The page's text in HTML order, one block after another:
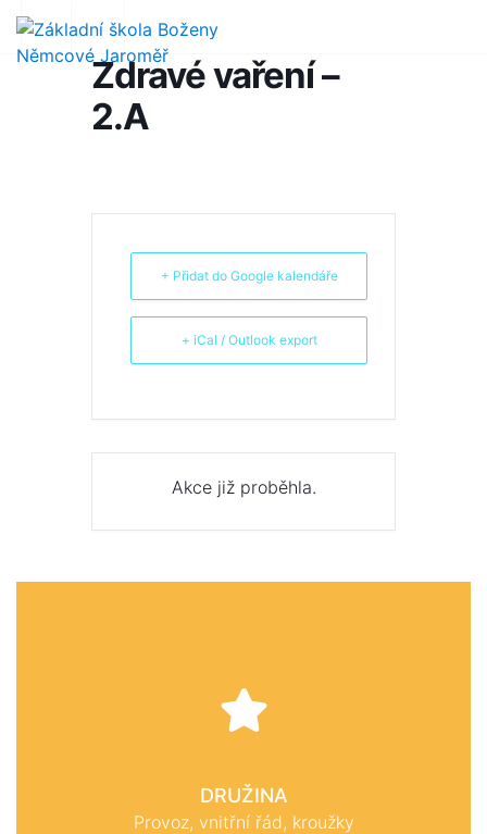
Zdravé vaření –
2.A
+ Přidat do Google kalendáře
+ iCal / Outlook export
Akce již proběhla.
DRUŽINA
Provoz, vnitřní řád, kroužky